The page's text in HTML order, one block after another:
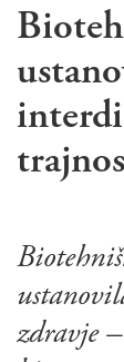
zdravje